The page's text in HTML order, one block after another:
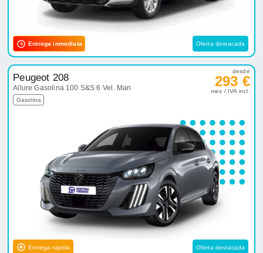
Entrega inmediata Oferta destacada
Peugeot 208
Allure Gasolina 100 S&S 6 Vel. Man
Gasolina
desde
293 €
mes / IVA incl.
Entrega rápida Oferta destacada